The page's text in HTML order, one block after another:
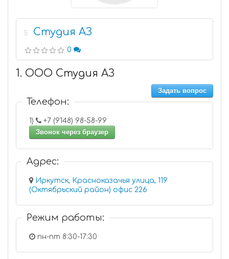
5 Студия АЗ
0
1. ООО Студия АЗ
Задать вопрос
Телефон:
1)
+7 (9148) 98-58-99
Звонок через браузер
Адрес:
Иркутск, Красноказачья улица, 119
(Октябрьский район) офис 226
Режим работы:
пн-пт 8:30-17:30